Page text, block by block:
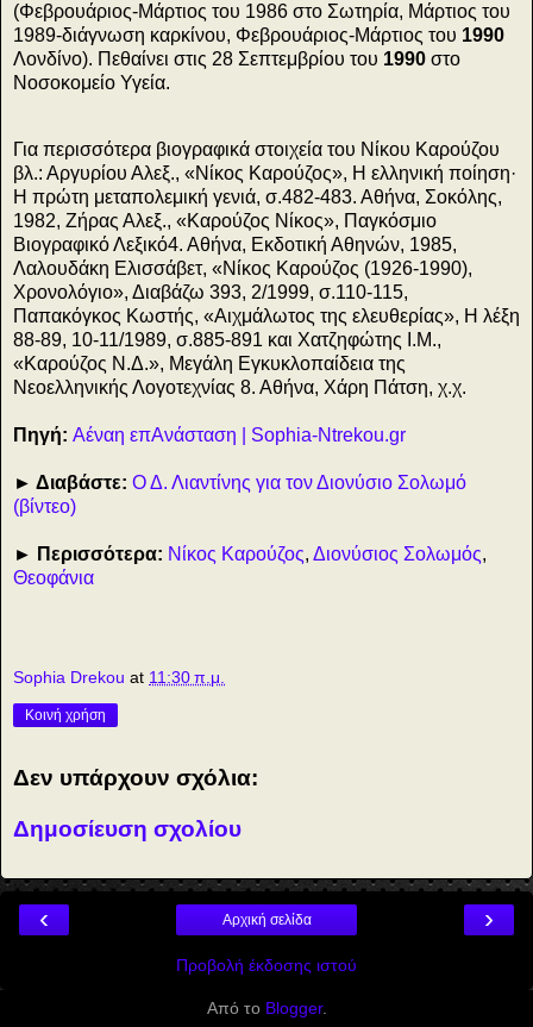
(Φεβρουάριος-Μάρτιος του 1986 στο Σωτηρία, Μάρτιος του
1989-διάγνωση καρκίνου, Φεβρουάριος-Μάρτιος του 1990
Λονδίνο). Πεθαίνει στις 28 Σεπτεμβρίου του 1990 στο
Νοσοκομείο Υγεία.
Για περισσότερα βιογραφικά στοιχεία του Νίκου Καρούζου
βλ.: Αργυρίου Αλεξ., «Νίκος Καρούζος», Η ελληνική ποίηση·
Η πρώτη μεταπολεμική γενιά, σ.482-483. Αθήνα, Σοκόλης,
1982, Ζήρας Αλεξ., «Καρούζος Νίκος», Παγκόσμιο
Βιογραφικό Λεξικό4. Αθήνα, Εκδοτική Αθηνών, 1985,
Λαλουδάκη Ελισσάβετ, «Νίκος Καρούζος (1926-1990),
Χρονολόγιο», Διαβάζω 393, 2/1999, σ.110-115,
Παπακόγκος Κωστής, «Αιχμάλωτος της ελευθερίας», Η λέξη
88-89, 10-11/1989, σ.885-891 και Χατζηφώτης Ι.Μ.,
«Καρούζος Ν.Δ.», Μεγάλη Εγκυκλοπαίδεια της
Νεοελληνικής Λογοτεχνίας 8. Αθήνα, Χάρη Πάτση, χ.χ.
Πηγή: Αέναη επΑνάσταση | Sophia-Ntrekou.gr
► Διαβάστε: Ο Δ. Λιαντίνης για τον Διονύσιο Σολωμό
(βίντεο)
► Περισσότερα: Νίκος Καρούζος, Διονύσιος Σολωμός,
Θεοφάνια
Sophia Drekou at 11:30 π.μ.
Κοινή χρήση
Δεν υπάρχουν σχόλια:
Δημοσίευση σχολίου
‹ ›
Αρχική σελίδα
Προβολή έκδοσης ιστού
Από το Blogger.